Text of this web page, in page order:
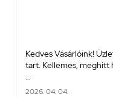
Kedves Vásárlóink!
tart. Kellemes, meghitt
...
2026. 04. 04.